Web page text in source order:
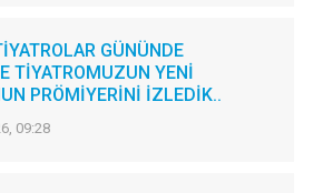
GÜNÜNDE
TİYATROMUZUN YENİ
PRÖMİYERİNİ İZLEDİK..
09:28